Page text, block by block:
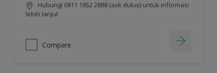
Hubungi 0811 1952 2888 (ask dulux) untuk informasi
lebih lanjut
Compare